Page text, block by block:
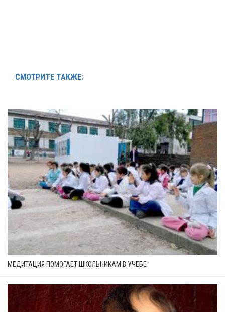
СМОТРИТЕ ТАКЖЕ:
МЕДИТАЦИЯ ПОМОГАЕТ ШКОЛЬНИКАМ В УЧЕБЕ